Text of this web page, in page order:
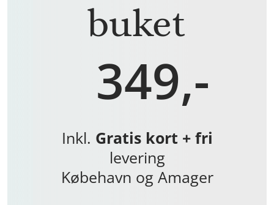
buket
349,-
Inkl. Gratis kort + fri
levering
Købehavn og Amager